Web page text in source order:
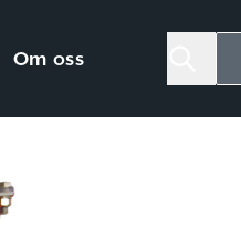
Om oss